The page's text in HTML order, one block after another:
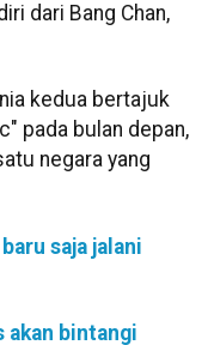
dari Bang Chan,
kedua bertajuk
pada bulan depan,
negara yang
saja jalani
akan bintangi